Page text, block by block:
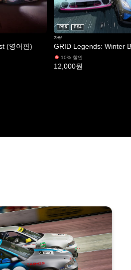
(영어판) GRID Legends: Winter
PS5 PS4
차량
10% 할인
12,000원